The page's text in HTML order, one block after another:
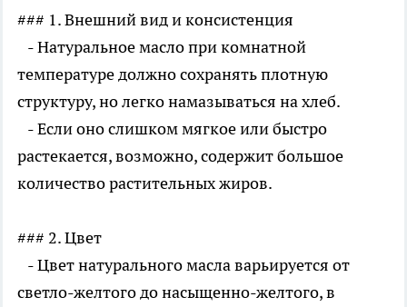
### 1. Внешний вид и консистенция
- Натуральное масло при комнатной
температуре должно сохранять плотную
структуру, но легко намазываться на хлеб.
- Если оно слишком мягкое или быстро
растекается, возможно, содержит большое
количество растительных жиров.
### 2. Цвет
- Цвет натурального масла варьируется от
светло-желтого до насыщенно-желтого, в